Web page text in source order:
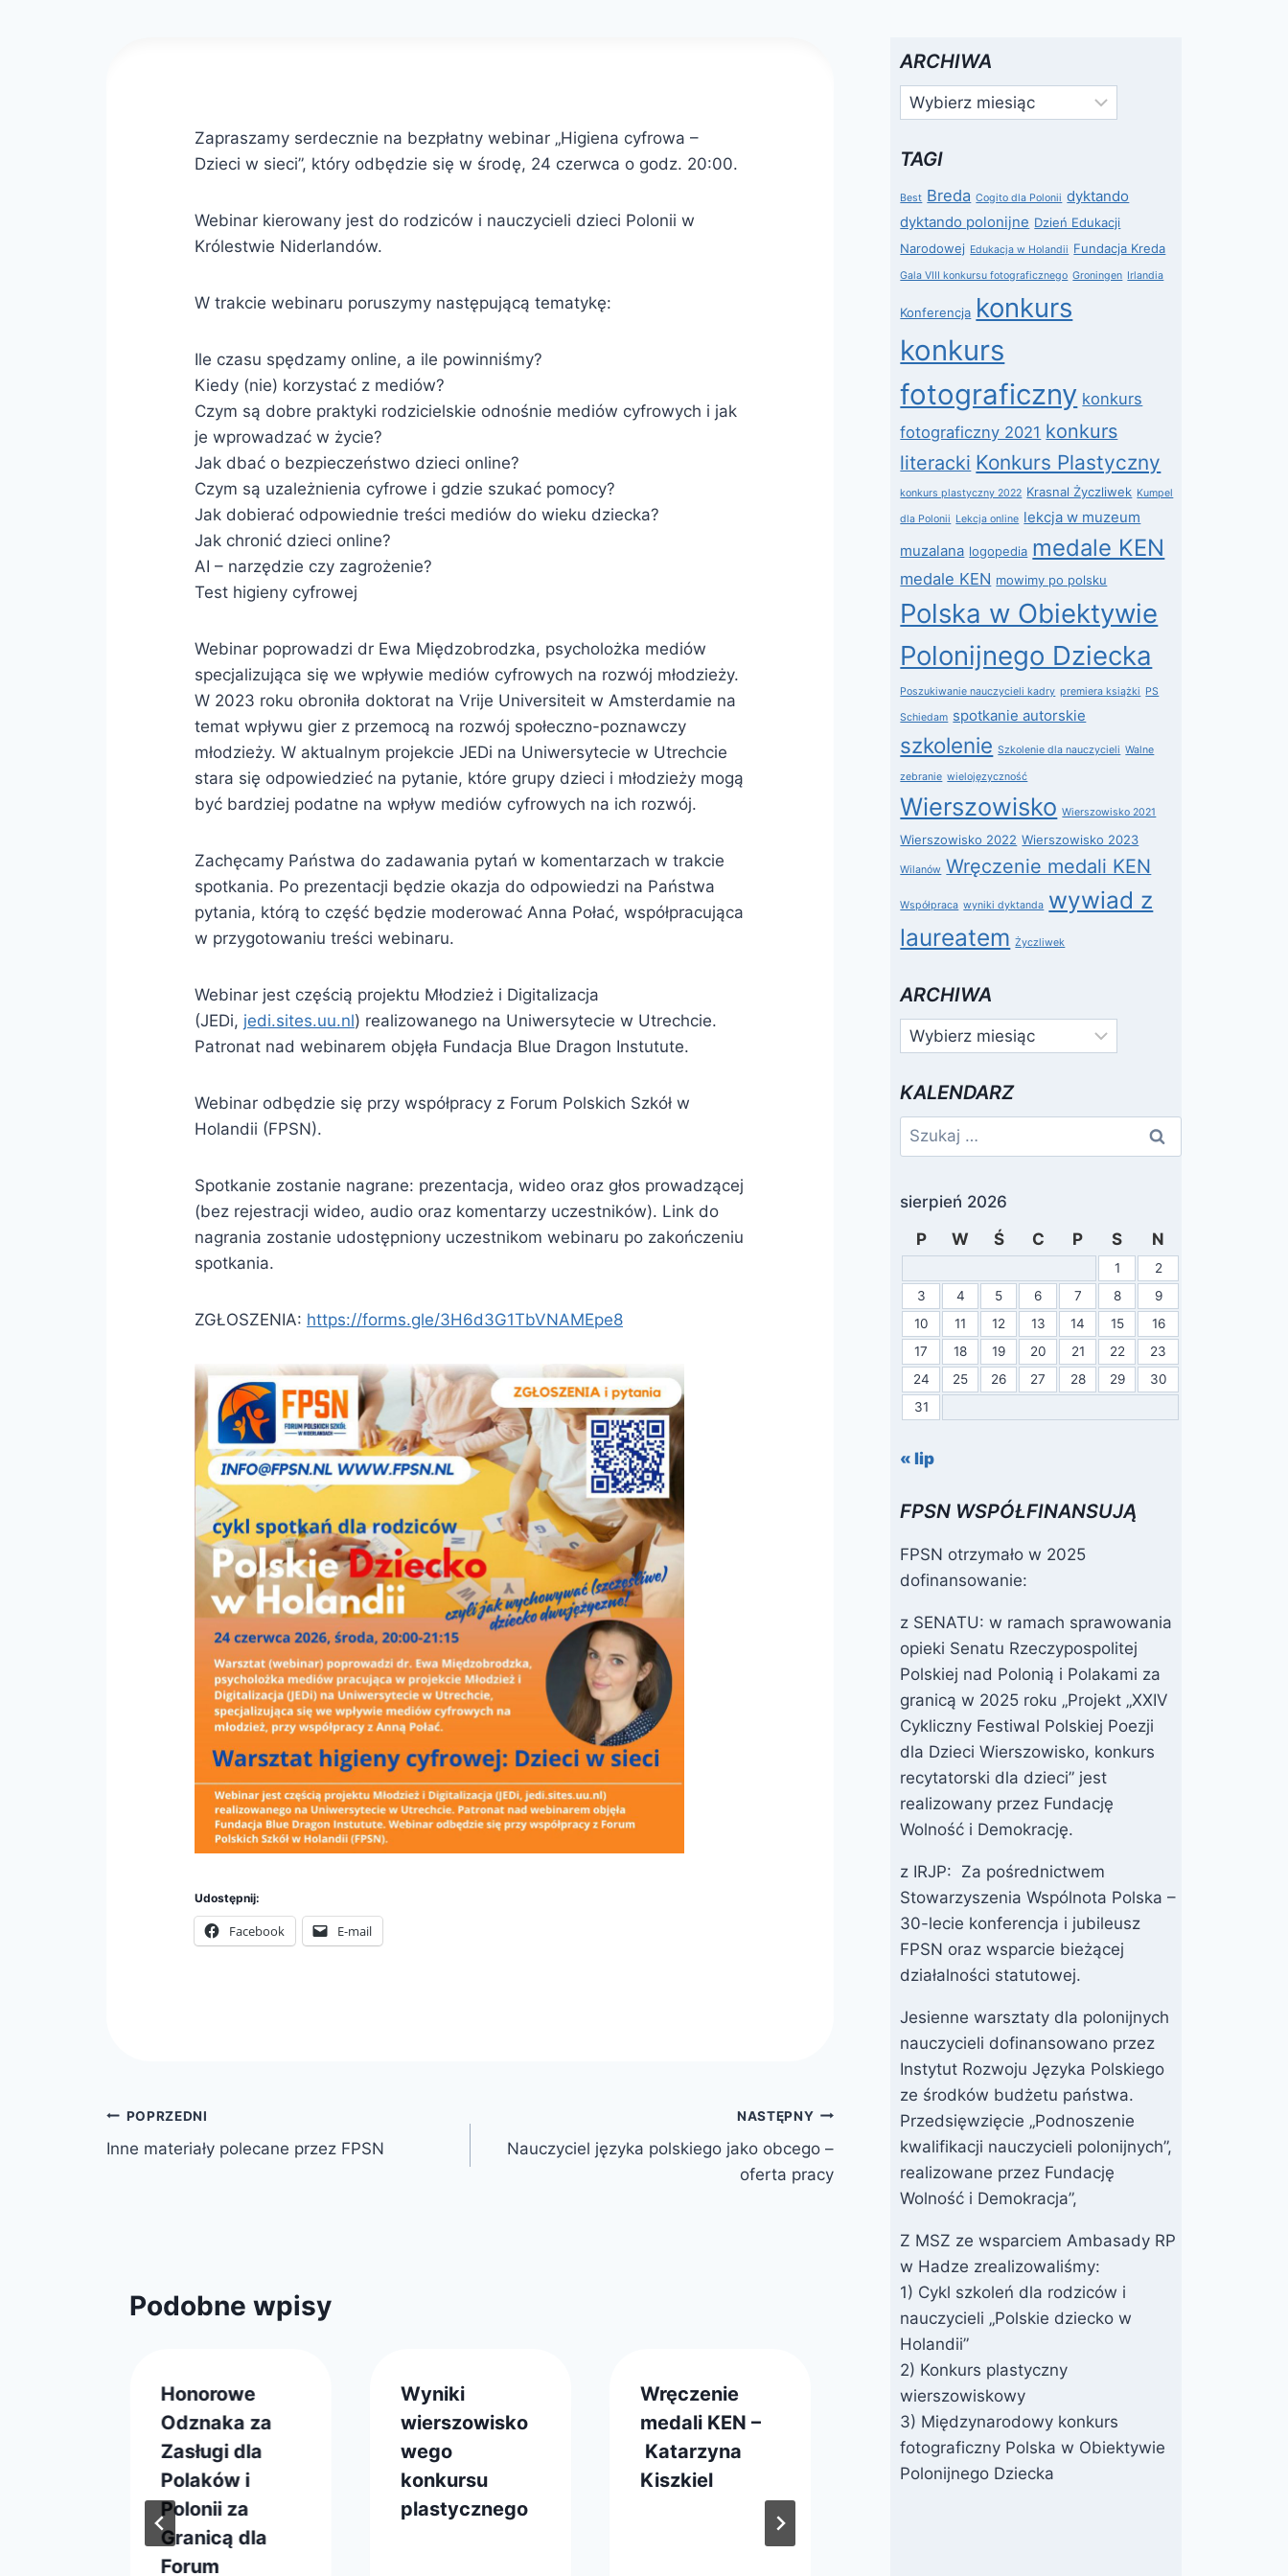
Zapraszamy serdecznie na bezpłatny webinar „Higiena cyfrowa –
Dzieci w sieci”, który odbędzie się w środę, 24 czerwca o godz. 20:00.
Webinar kierowany jest do rodziców i nauczycieli dzieci Polonii w
Królestwie Niderlandów.
W trakcie webinaru poruszymy następującą tematykę:
Ile czasu spędzamy online, a ile powinniśmy?
Kiedy (nie) korzystać z mediów?
Czym są dobre praktyki rodzicielskie odnośnie mediów cyfrowych i jak
je wprowadzać w życie?
Jak dbać o bezpieczeństwo dzieci online?
Czym są uzależnienia cyfrowe i gdzie szukać pomocy?
Jak dobierać odpowiednie treści mediów do wieku dziecka?
Jak chronić dzieci online?
AI – narzędzie czy zagrożenie?
Test higieny cyfrowej
Webinar poprowadzi dr Ewa Międzobrodzka, psycholożka mediów
specjalizująca się we wpływie mediów cyfrowych na rozwój młodzieży.
W 2023 roku obroniła doktorat na Vrije Universiteit w Amsterdamie na
temat wpływu gier z przemocą na rozwój społeczno-poznawczy
młodzieży. W aktualnym projekcie JEDi na Uniwersytecie w Utrechcie
stara się odpowiedzieć na pytanie, które grupy dzieci i młodzieży mogą
być bardziej podatne na wpływ mediów cyfrowych na ich rozwój.
Zachęcamy Państwa do zadawania pytań w komentarzach w trakcie
spotkania. Po prezentacji będzie okazja do odpowiedzi na Państwa
pytania, którą to część będzie moderować Anna Połać, współpracująca
w przygotowaniu treści webinaru.
Webinar jest częścią projektu Młodzież i Digitalizacja
(JEDi, jedi.sites.uu.nl) realizowanego na Uniwersytecie w Utrechcie.
Patronat nad webinarem objęła Fundacja Blue Dragon Instutute.
Webinar odbędzie się przy współpracy z Forum Polskich Szkół w
Holandii (FPSN).
Spotkanie zostanie nagrane: prezentacja, wideo oraz głos prowadzącej
(bez rejestracji wideo, audio oraz komentarzy uczestników). Link do
nagrania zostanie udostępniony uczestnikom webinaru po zakończeniu
spotkania.
ZGŁOSZENIA: https://forms.gle/3H6d3G1TbVNAMEpe8
Udostępnij:
Facebook E-mail
Nawigacja
wpisu
POPRZEDNI
Inne materiały polecane przez FPSN
NASTĘPNY
Nauczyciel języka polskiego jako obcego –
oferta pracy
Podobne wpisy
Honorowe
Odznaka za
Zasługi dla
Polaków i
Polonii za
Granicą dla
Forum
Wyniki
wierszowisko
wego
konkursu
plastycznego
Wręczenie
medali KEN –
Katarzyna
Kiszkiel
Jury
wakacyjnego
konkursu
fotograficzneg
Edukacji
ARCHIWA
Archiwa
TAGI
Best Breda Cogito dla Polonii dyktando
dyktando polonijne Dzień Edukacji
Narodowej Edukacja w Holandii Fundacja Kreda
Gala VIII konkursu fotograficznego Groningen Irlandia
Konferencja konkurs
konkurs
fotograficzny konkurs
fotograficzny 2021 konkurs
literacki Konkurs Plastyczny
konkurs plastyczny 2022 Krasnal Życzliwek Kumpel
dla Polonii Lekcja online lekcja w muzeum
muzalana logopedia medale KEN
medale KEN mowimy po polsku
Polska w Obiektywie
Polonijnego Dziecka
Poszukiwanie nauczycieli kadry premiera książki PS
Schiedam spotkanie autorskie
szkolenie Szkolenie dla nauczycieli Walne
zebranie wielojęzyczność
Wierszowisko Wierszowisko 2021
Wierszowisko 2022 Wierszowisko 2023
Wilanów Wręczenie medali KEN
Współpraca wyniki dyktanda wywiad z
laureatem Życzliwek
ARCHIWA
Archiwa
KALENDARZ
Szukaj:
sierpień 2026
P
W Ś C P S N
1
2
3
4 5 6 7 8
9
10
11 12 13 14 15
16
17
18 19 20 21 22
23
24
25 26 27 28 29
30
31
« lip
FPSN WSPÓŁFINANSUJĄ
FPSN otrzymało w 2025
dofinansowanie:
z SENATU: w ramach sprawowania
opieki Senatu Rzeczypospolitej
Polskiej nad Polonią i Polakami za
granicą w 2025 roku „Projekt „XXIV
Cykliczny Festiwal Polskiej Poezji
dla Dzieci Wierszowisko, konkurs
recytatorski dla dzieci” jest
realizowany przez Fundację
Wolność i Demokrację.
z IRJP: Za pośrednictwem
Stowarzyszenia Wspólnota Polska –
30-lecie konferencja i jubileusz
FPSN oraz wsparcie bieżącej
działalności statutowej.
Jesienne warsztaty dla polonijnych
nauczycieli dofinansowano przez
Instytut Rozwoju Języka Polskiego
ze środków budżetu państwa.
Przedsięwzięcie „Podnoszenie
kwalifikacji nauczycieli polonijnych”,
realizowane przez Fundację
Wolność i Demokracja”,
Z MSZ ze wsparciem Ambasady RP
w Hadze zrealizowaliśmy:
1) Cykl szkoleń dla rodziców i
nauczycieli „Polskie dziecko w
Holandii”
2) Konkurs plastyczny
wierszowiskowy
3) Międzynarodowy konkurs
fotograficzny Polska w Obiektywie
Polonijnego Dziecka